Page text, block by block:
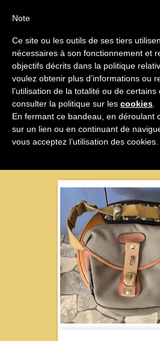

Mode
Nom, A à Z
Note
Ce site ou les outils de ses tiers
nécessaires à son fonctionnement et
objectifs décrits dans la politique
voulez obtenir plus d’informations ou
l’utilisation de la totalité ou de
consulter la politique sur les cookies
En fermant ce bandeau, en déroulant
sur un lien ou en continuant de
vous acceptez l’utilisation des cookies.